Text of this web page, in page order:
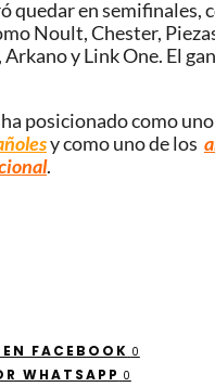
quedar en semifinales,
Noult, Chester,
Arkano y Link One. El
posicionado como
y como uno de los
.
FACEBOOK 0
WHATSAPP 0